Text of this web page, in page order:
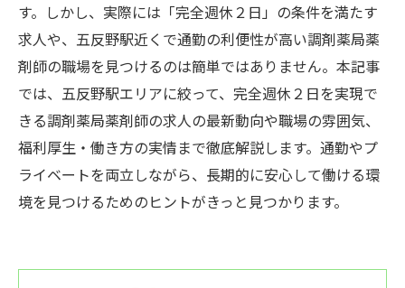
す。しかし、実際には「完全週休２日」の条件を満たす
求人や、五反野駅近くで通勤の利便性が高い調剤薬局薬
剤師の職場を見つけるのは簡単ではありません。本記事
では、五反野駅エリアに絞って、完全週休２日を実現で
きる調剤薬局薬剤師の求人の最新動向や職場の雰囲気、
福利厚生・働き方の実情まで徹底解説します。通勤やプ
ライベートを両立しながら、長期的に安心して働ける環
境を見つけるためのヒントがきっと見つかります。